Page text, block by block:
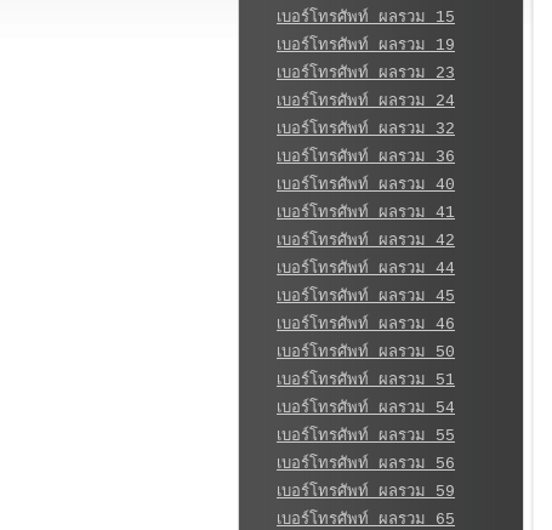
เบอร์โทรศัพท์ ผลรวม 15
เบอร์โทรศัพท์ ผลรวม 19
เบอร์โทรศัพท์ ผลรวม 23
เบอร์โทรศัพท์ ผลรวม 24
เบอร์โทรศัพท์ ผลรวม 32
เบอร์โทรศัพท์ ผลรวม 36
เบอร์โทรศัพท์ ผลรวม 40
เบอร์โทรศัพท์ ผลรวม 41
เบอร์โทรศัพท์ ผลรวม 42
เบอร์โทรศัพท์ ผลรวม 44
เบอร์โทรศัพท์ ผลรวม 45
เบอร์โทรศัพท์ ผลรวม 46
เบอร์โทรศัพท์ ผลรวม 50
เบอร์โทรศัพท์ ผลรวม 51
เบอร์โทรศัพท์ ผลรวม 54
เบอร์โทรศัพท์ ผลรวม 55
เบอร์โทรศัพท์ ผลรวม 56
เบอร์โทรศัพท์ ผลรวม 59
เบอร์โทรศัพท์ ผลรวม 65